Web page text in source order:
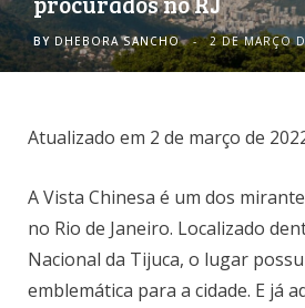
BY DHEBORA SANCHO 2 DE MARÇO
Atualizado em 2 de março de
A Vista Chinesa é um dos
no Rio de Janeiro. Localizado
Nacional da Tijuca, o lugar
emblemática para a cidade. E já